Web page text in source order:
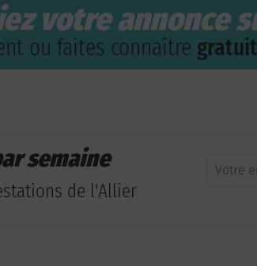
votre annonce
ou faites connaître
semaine
de l'Allier